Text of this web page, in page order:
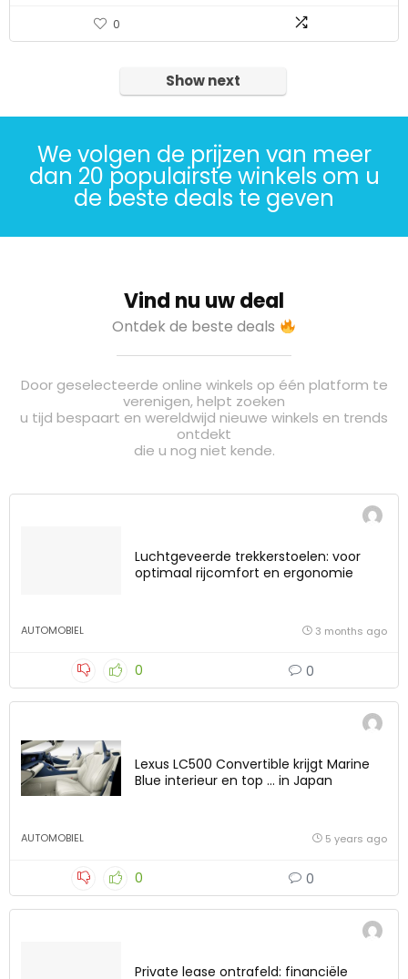
0
Show next
We volgen de prijzen van meer
dan 20 populairste winkels om u
de beste deals te geven
Vind nu uw deal
Ontdek de beste deals
Door geselecteerde online winkels op één platform te
verenigen, helpt zoeken
u tijd bespaart en wereldwijd nieuwe winkels en trends
ontdekt
die u nog niet kende.
Luchtgeveerde trekkerstoelen: voor
optimaal rijcomfort en ergonomie
AUTOMOBIEL 3 months ago
0 0
Lexus LC500 Convertible krijgt Marine
Blue interieur en top … in Japan
AUTOMOBIEL 5 years ago
0 0
Private lease ontrafeld: financiële